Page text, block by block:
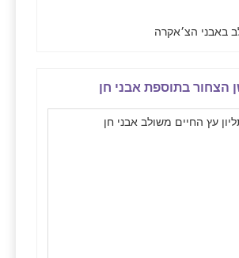
הצחור בתוספת אבני חן